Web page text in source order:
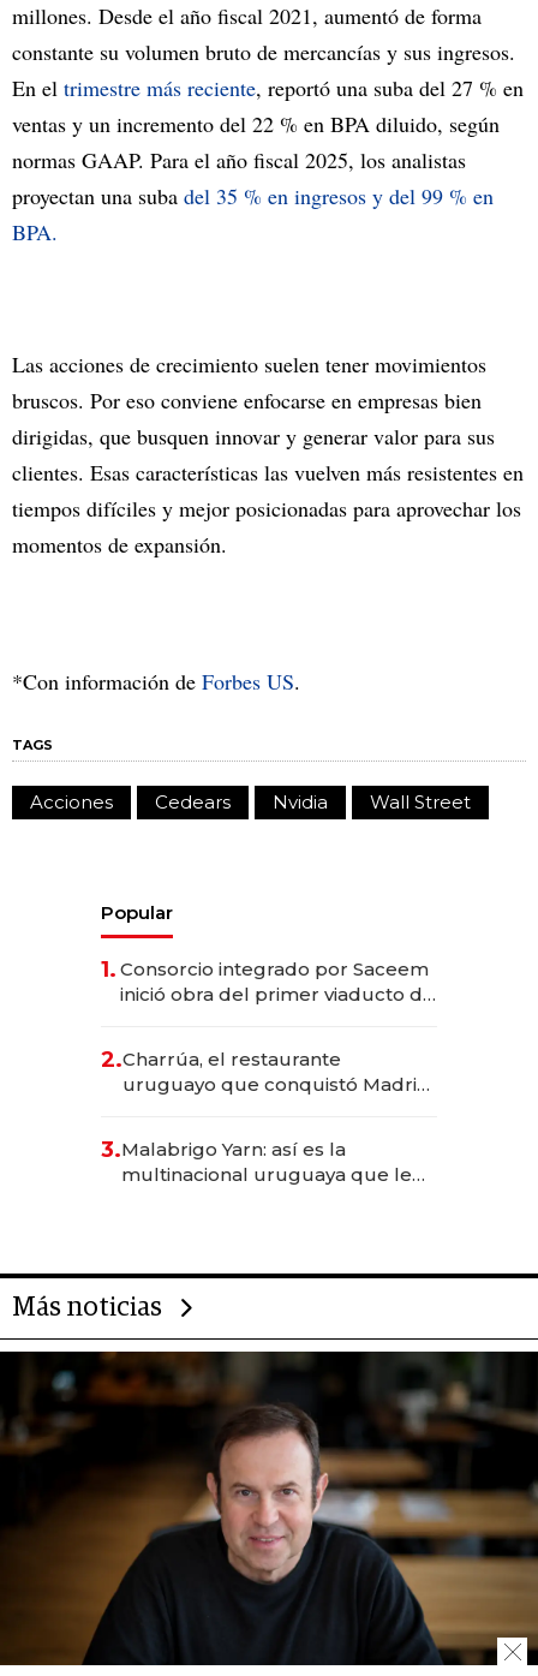
millones. Desde el año fiscal 2021, aumentó de forma
constante su volumen bruto de mercancías y sus ingresos.
En el trimestre más reciente, reportó una suba del 27 % en
ventas y un incremento del 22 % en BPA diluido, según
normas GAAP. Para el año fiscal 2025, los analistas
proyectan una suba del 35 % en ingresos y del 99 % en
BPA.
Las acciones de crecimiento suelen tener movimientos
bruscos. Por eso conviene enfocarse en empresas bien
dirigidas, que busquen innovar y generar valor para sus
clientes. Esas características las vuelven más resistentes en
tiempos difíciles y mejor posicionadas para aprovechar los
momentos de expansión.
*Con información de Forbes US.
TAGS
Acciones Cedears Nvidia Wall Street
Popular
1. Consorcio integrado por Saceem
inició obra del primer viaducto de
millones
2.Charrúa, el restaurante
uruguayo que conquistó Madrid:
anticipación y prepara apertura
3.Malabrigo Yarn: así es la
multinacional uruguaya que le
Más noticias